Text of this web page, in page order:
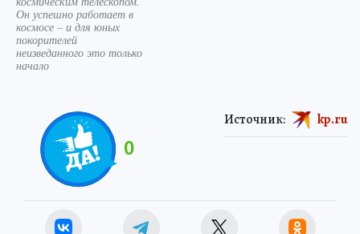
Он успешно работает в
космосе – и для юных
покорителей
неизведанного это только
начало
0
Источник: kp.ru